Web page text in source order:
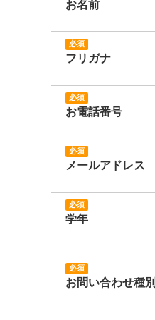
お名前
フリガナ
お電話番号
メールアドレス
学年
お問い合わせ種別